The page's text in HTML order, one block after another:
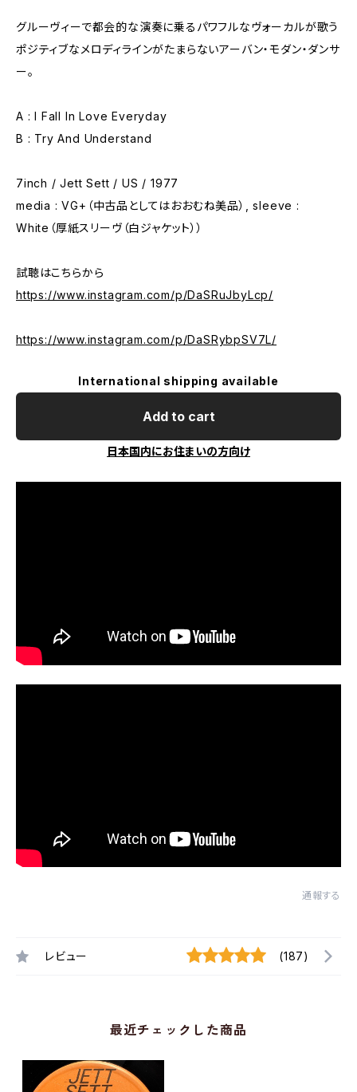
グルーヴィーで都会的な演奏に乗るパワフルなヴォーカルが歌う
ポジティブなメロディラインがたまらないアーバン・モダン・ダンサ
ー。
A : I Fall In Love Everyday
B : Try And Understand
7inch / Jett Sett / US / 1977
media : VG+（中古品としてはおおむね美品）, sleeve :
White（厚紙スリーヴ（白ジャケット））
試聴はこちらから
https://www.instagram.com/p/DaSRuJbyLcp/
https://www.instagram.com/p/DaSRybpSV7L/
International shipping available
Add to cart
日本国内にお住まいの方向け
通報する
レビュー (187)
最近チェックした商品